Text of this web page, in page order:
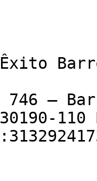
Êxito
746 –